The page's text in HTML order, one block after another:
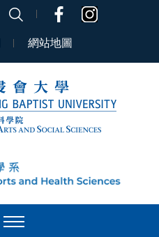
網站地圖